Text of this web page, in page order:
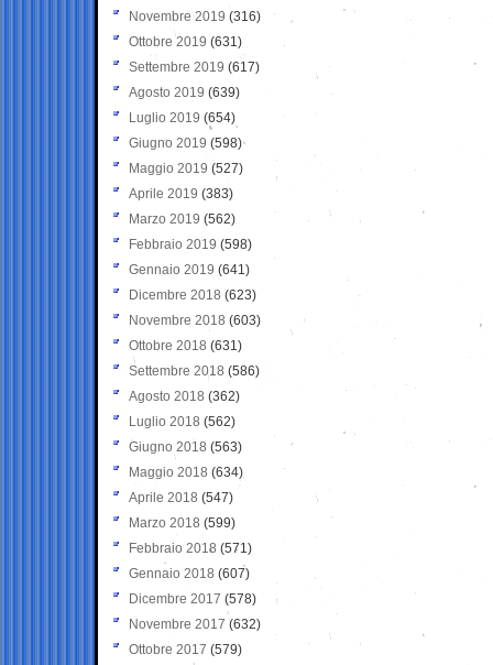
Novembre 2019 (316)
Ottobre 2019 (631)
Settembre 2019 (617)
Agosto 2019 (639)
Luglio 2019 (654)
Giugno 2019 (598)
Maggio 2019 (527)
Aprile 2019 (383)
Marzo 2019 (562)
Febbraio 2019 (598)
Gennaio 2019 (641)
Dicembre 2018 (623)
Novembre 2018 (603)
Ottobre 2018 (631)
Settembre 2018 (586)
Agosto 2018 (362)
Luglio 2018 (562)
Giugno 2018 (563)
Maggio 2018 (634)
Aprile 2018 (547)
Marzo 2018 (599)
Febbraio 2018 (571)
Gennaio 2018 (607)
Dicembre 2017 (578)
Novembre 2017 (632)
Ottobre 2017 (579)